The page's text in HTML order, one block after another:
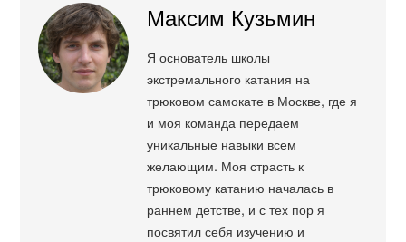
Максим Кузьмин
Я основатель школы
экстремального катания на
трюковом самокате в Москве, где я
и моя команда передаем
уникальные навыки всем
желающим. Моя страсть к
трюковому катанию началась в
раннем детстве, и с тех пор я
посвятил себя изучению и